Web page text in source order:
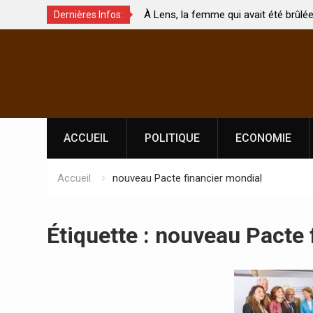
Dernières Infos:
?
À Lens, la femme qui avait été brûlée avec son bébé
par son mari est morte
ACCUEIL POLITIQUE ECONOMIE
Accueil nouveau Pacte financier mondial
Étiquette : nouveau